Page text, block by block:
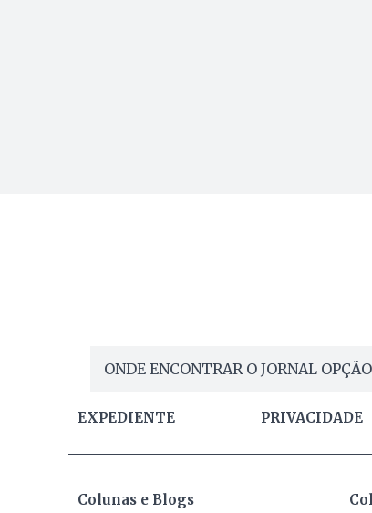
ONDE ENCONTRAR O JORNAL OPÇÃO
EXPEDIENTE PRIVACIDADE
Colunas e Blogs